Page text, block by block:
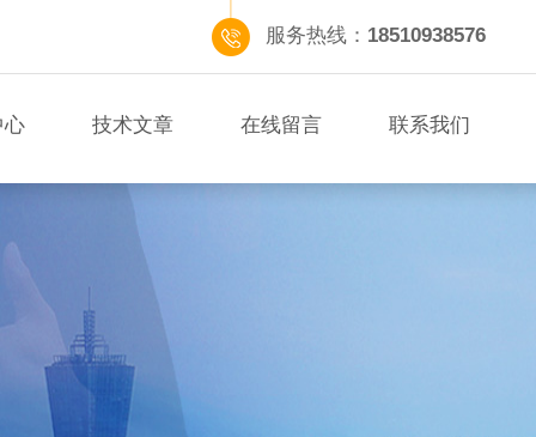
服务热线： 18510938576
心 技术文章 在线留言 联系我们